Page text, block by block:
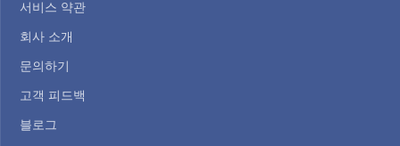
서비스 약관
회사 소개
문의하기
고객 피드백
블로그